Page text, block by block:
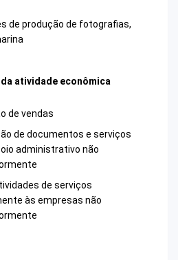
de produção de fotografias,
atividade econômica
de vendas
de documentos e serviços
administrativo não
de serviços
às empresas não